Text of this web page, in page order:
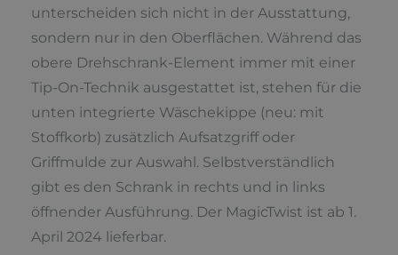
unterscheiden sich nicht in der Ausstattung,
sondern nur in den Oberflächen. Während das
obere Drehschrank-Element immer mit einer
Tip-On-Technik ausgestattet ist, stehen für die
unten integrierte Wäschekippe (neu: mit
Stoffkorb) zusätzlich Aufsatzgriff oder
Griffmulde zur Auswahl. Selbstverständlich
gibt es den Schrank in rechts und in links
öffnender Ausführung. Der MagicTwist ist ab 1.
April 2024 lieferbar.